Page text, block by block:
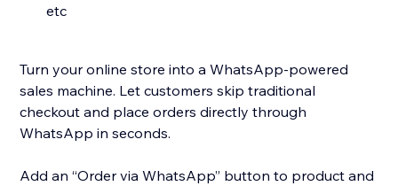
etc
Turn your online store into a WhatsApp-powered
sales machine. Let customers skip traditional
checkout and place orders directly through
WhatsApp in seconds.
Add an “Order via WhatsApp” button to product and